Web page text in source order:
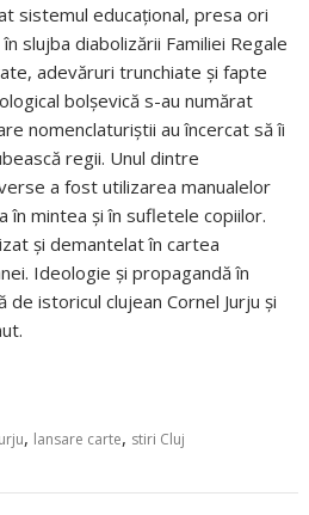
sistemul educațional, presa ori
slujba diabolizării Familiei Regale
adevăruri trunchiate și fapte
bolșevică s-au numărat
nomenclaturiștii au încercat să îi
regii. Unul dintre
a fost utilizarea manualelor
în mintea și în sufletele copiilor.
și demantelat în cartea
Ideologie și propagandă în
de istoricul clujean Cornel Jurju și
, lansare carte, stiri Cluj